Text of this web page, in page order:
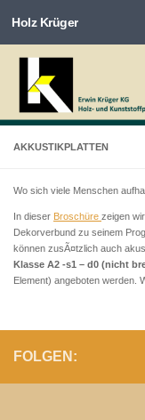
Zum Inhalt springen
Holz Krüger
AKKUSTIKPLATTEN
Wo sich viele Menschen
In dieser Broschüre zeigen
Dekorverbund zu seinem
können zusÃ¤tzlich auch
Klasse A2 -s1 – d0 (nicht
Element) angeboten werden.
FOLGEN: